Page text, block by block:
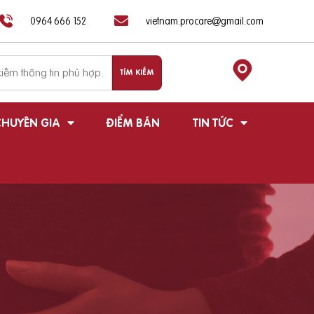
0964 666 152 vietnam.procare@gmail.com
GIA ĐIỂM BÁN TIN TỨC